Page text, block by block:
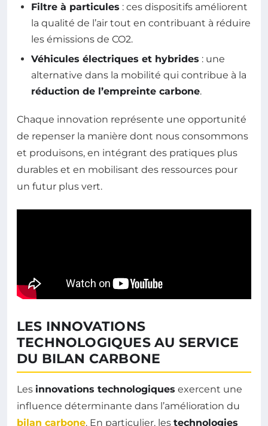
Filtre à particules : ces dispositifs améliorent
la qualité de l’air tout en contribuant à réduire
les émissions de CO2.
Véhicules électriques et hybrides : une
alternative dans la mobilité qui contribue à la
réduction de l’empreinte carbone.
Chaque innovation représente une opportunité
de repenser la manière dont nous consommons
et produisons, en intégrant des pratiques plus
durables et en mobilisant des ressources pour
un futur plus vert.
LES INNOVATIONS
TECHNOLOGIQUES AU SERVICE
DU BILAN CARBONE
Les innovations technologiques exercent une
influence déterminante dans l’amélioration du
bilan carbone. En particulier, les technologies